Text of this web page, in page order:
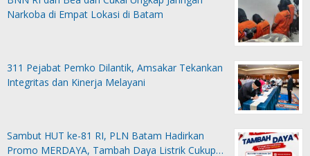
Narkoba di Empat Lokasi di Batam
311 Pejabat Pemko Dilantik, Amsakar Tekankan
Integritas dan Kinerja Melayani
Sambut HUT ke-81 RI, PLN Batam Hadirkan
Promo MERDAYA, Tambah Daya Listrik Cukup…